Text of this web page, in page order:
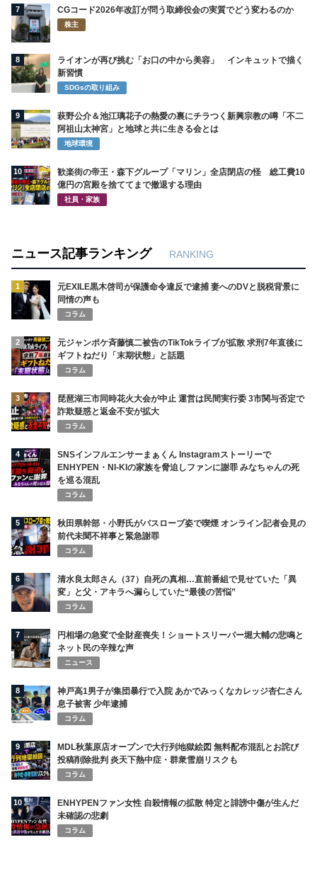
7 CGコード2026年改訂が問う取締役会の実質でどう変わるのか
株主
8
ライオンが再び挑む「お口の中から美容」 インキュットで描く
新習慣
SDGsの取り組み
9
萩野公介＆池江璃花子の熱愛の裏にチラつく新興宗教の噂「不二
阿祖山太神宮」と地球と共に生きる会とは
地球環境
10
歓楽街の帝王・森下グループ「マリン」全店閉店の怪 総工費10
億円の宮殿を捨ててまで撤退する理由
社員・家族
ニュース記事ランキング RANKING
1
元EXILE黒木啓司が保護命令違反で逮捕 妻へのDVと脱税背景に
同情の声も
コラム
2
元ジャンポケ斉藤慎二被告のTikTokライブが拡散 求刑7年直後に
ギフトねだり「末期状態」と話題
コラム
3
琵琶湖三市同時花火大会が中止 運営は民間実行委 3市関与否定で
詐欺疑惑と返金不安が拡大
コラム
4
SNSインフルエンサーまぁくん Instagramストーリーで
ENHYPEN・NI-KIの家族を脅迫しファンに謝罪 みなちゃんの死
を巡る混乱
コラム
5
秋田県幹部・小野氏がバスローブ姿で喫煙 オンライン記者会見の
前代未聞不祥事と緊急謝罪
コラム
6
清水良太郎さん（37）自死の真相…直前番組で見せていた「異
変」と父・アキラへ漏らしていた“最後の苦悩”
コラム
7
円相場の急変で全財産喪失！ショートスリーパー堀大輔の悲鳴と
ネット民の辛辣な声
ニュース
8
神戸高1男子が集団暴行で入院 あかでみっくなカレッジ杏仁さん
息子被害 少年逮捕
コラム
9
MDL秋葉原店オープンで大行列地獄絵図 無料配布混乱とお詫び
投稿削除批判 炎天下熱中症・群衆雪崩リスクも
コラム
10
ENHYPENファン女性 自殺情報の拡散 特定と誹謗中傷が生んだ
未確認の悲劇
コラム